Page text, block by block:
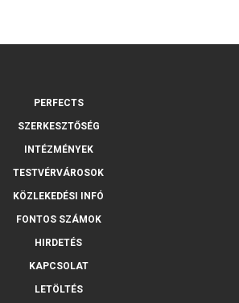
PERFECTS
SZERKESZTŐSÉG
INTÉZMÉNYEK
TESTVÉRVÁROSOK
KÖZLEKEDÉSI INFÓ
FONTOS SZÁMOK
HIRDETÉS
KAPCSOLAT
LETÖLTÉS